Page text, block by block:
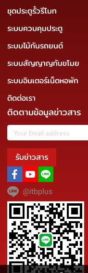
ชุดประตูรั้วรีโมท
ระบบควบคุมประตู
ระบบไม้กันรถยนต์
ระบบสัญญาญกันขโมย
ระบบอินเตอร์เน็ตหอพัก
ติดต่อเรา
ติดตามข้อมูลข่าวสาร
รับข่าวสาร
@itbplus